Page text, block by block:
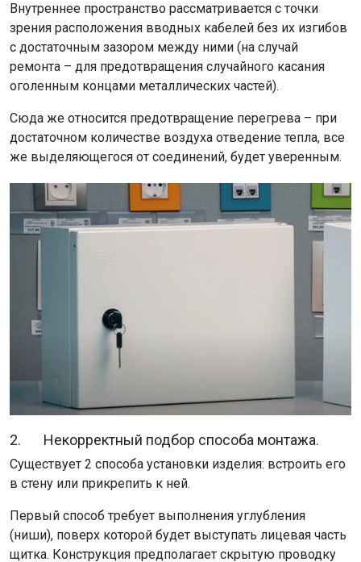
Внутреннее пространство рассматривается с точки
зрения расположения вводных кабелей без их изгибов
с достаточным зазором между ними (на случай
ремонта – для предотвращения случайного касания
оголенным концами металлических частей).
Сюда же относится предотвращение перегрева – при
достаточном количестве воздуха отведение тепла, все
же выделяющегося от соединений, будет уверенным.
2. Некорректный подбор способа монтажа.
Существует 2 способа установки изделия: встроить его
в стену или прикрепить к ней.
Первый способ требует выполнения углубления
(ниши), поверх которой будет выступать лицевая часть
щитка. Конструкция предполагает скрытую проводку